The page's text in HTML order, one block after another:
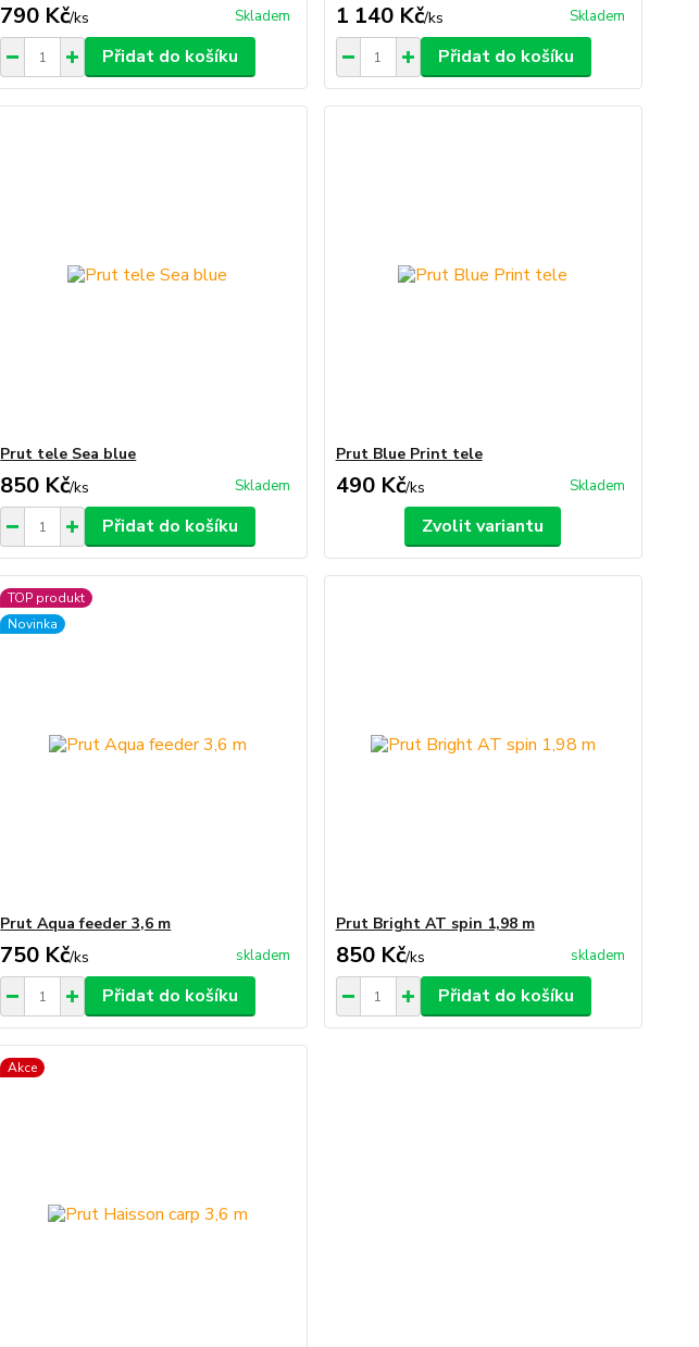
790 Kč/ks Skladem
Přidat do košíku
1 140 Kč/ks Skladem
Přidat do košíku
Prut tele Sea blue
850 Kč/ks Skladem
Přidat do košíku
Prut Blue Print tele
490 Kč/ks Skladem
Zvolit variantu
TOP produkt
Novinka
Prut Aqua feeder 3,6 m
750 Kč/ks skladem
Přidat do košíku
Prut Bright AT spin 1,98 m
850 Kč/ks skladem
Přidat do košíku
Akce